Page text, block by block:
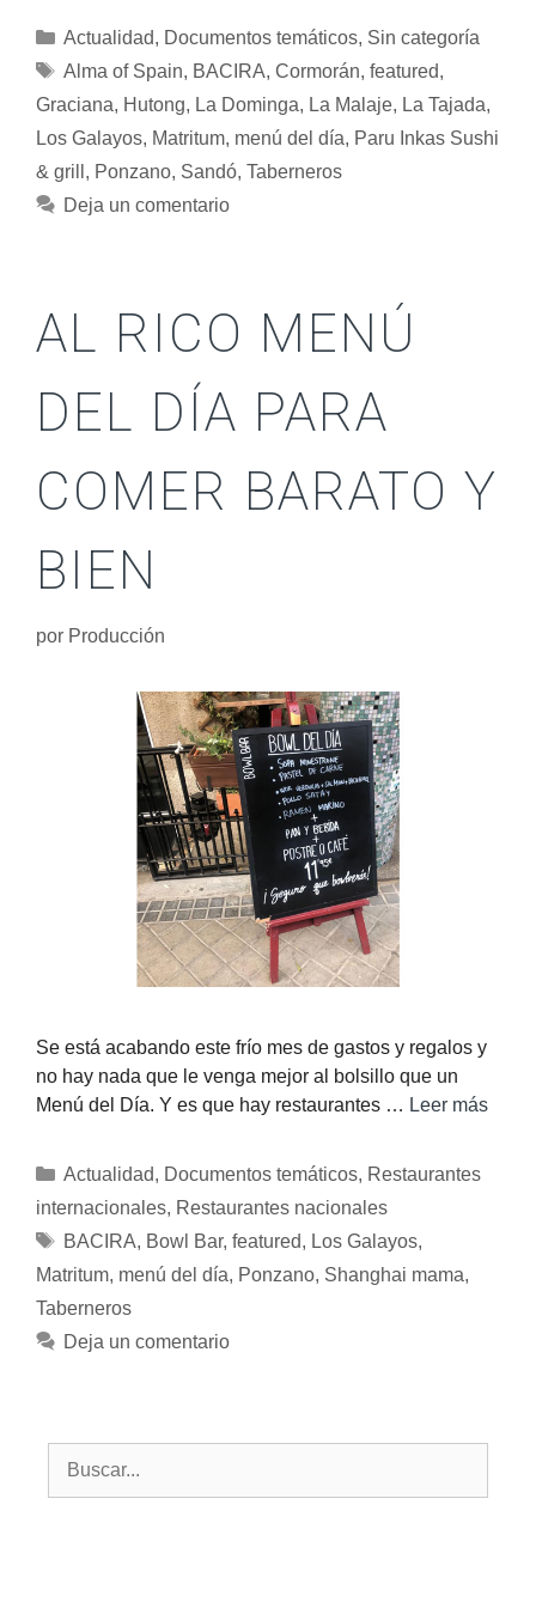
Actualidad, Documentos temáticos, Sin categoría
Alma of Spain, BACIRA, Cormorán, featured,
Graciana, Hutong, La Dominga, La Malaje, La Tajada,
Los Galayos, Matritum, menú del día, Paru Inkas Sushi
& grill , Ponzano, Sandó, Taberneros
Deja un comentario
AL RICO MENÚ
DEL DÍA PARA
COMER BARATO Y
BIEN
por Producción
Se está acabando este frío mes de gastos y regalos y
no hay nada que le venga mejor al bolsillo que un
Menú del Día. Y es que hay restaurantes … Leer más
Actualidad, Documentos temáticos, Restaurantes
internacionales, Restaurantes nacionales
BACIRA, Bowl Bar, featured, Los Galayos,
Matritum, menú del día, Ponzano, Shanghai mama,
Taberneros
Deja un comentario